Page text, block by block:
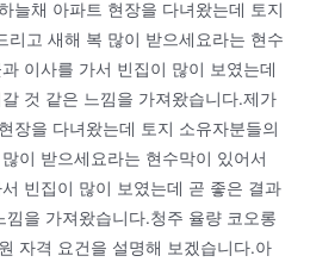
늘채 아파트 현장을 다녀왔는데 토지
리고 새해 복 많이 받으세요라는 현수
이사를 가서 빈집이 많이 보였는데
것 같은 느낌을 가져왔습니다.제가
장을 다녀왔는데 토지 소유자분들의
이 받으세요라는 현수막이 있어서
빈집이 많이 보였는데 곧 좋은 결과
낌을 가져왔습니다.청주 율량 코오롱
자격 요건을 설명해 보겠습니다.아